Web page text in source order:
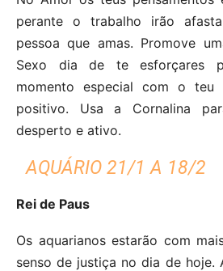
perante o trabalho irão
pessoa que amas. Promove
Sexo dia de te esforçares
momento especial com o teu
positivo. Usa a Cornalina
desperto e ativo.
AQUÁRIO 21/1 A 18/2
Rei de Paus
Os aquarianos estarão com
senso de justiça no dia de hoje.